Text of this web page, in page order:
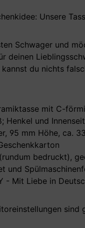
Unsere
Schwager und
deinen
du nichts
mit C-
Henkel und
95 mm Höhe, ca.
bedruckt),
und
- Mit Liebe in